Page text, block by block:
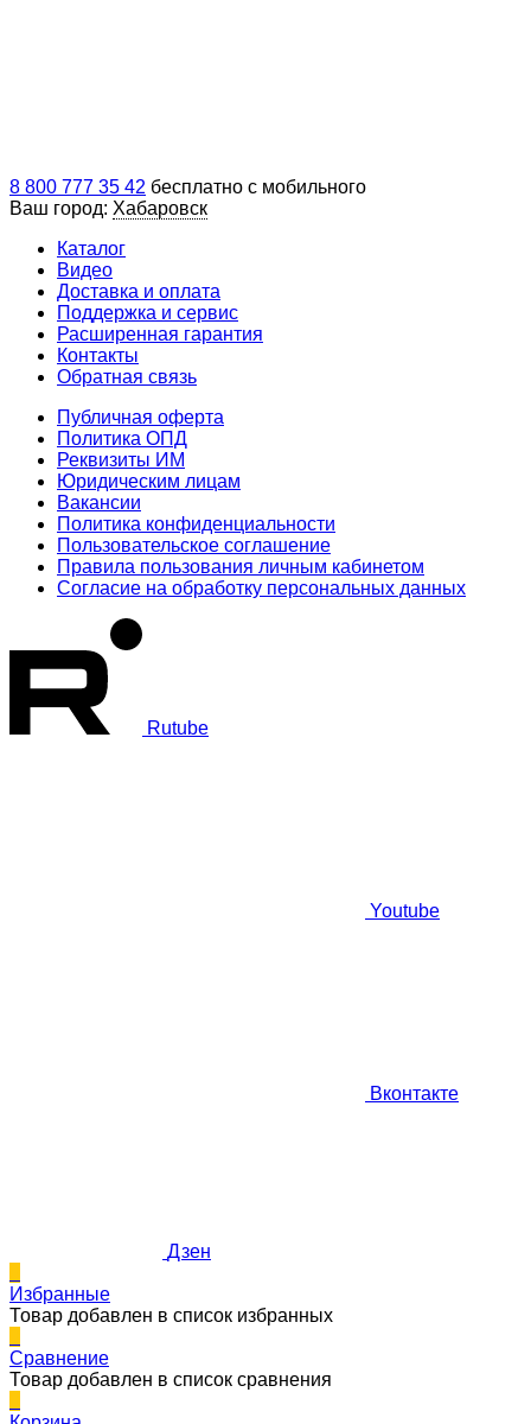
8 800 777 35 42 бесплатно с мобильного
Ваш город: Хабаровск
Каталог
Видео
Доставка и оплата
Поддержка и сервис
Расширенная гарантия
Контакты
Обратная связь
Публичная оферта
Политика ОПД
Реквизиты ИМ
Юридическим лицам
Вакансии
Политика конфиденциальности
Пользовательское соглашение
Правила пользования личным кабинетом
Согласие на обработку персональных данных
Rutube
Youtube
Вконтакте
Дзен
Избранные
Товар добавлен в список избранных
Сравнение
Товар добавлен в список сравнения